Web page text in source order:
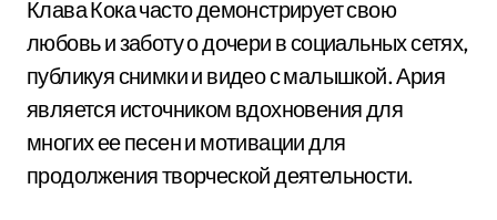
Клава Кока часто демонстрирует свою
любовь и заботу о дочери в социальных сетях,
публикуя снимки и видео с малышкой. Ария
является источником вдохновения для
многих ее песен и мотивации для
продолжения творческой деятельности.